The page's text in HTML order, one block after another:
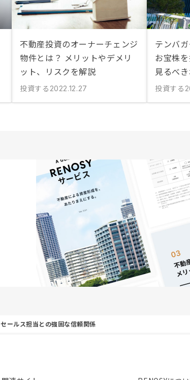
不動産投資のオーナーチェンジ
物件とは？ メリットやデメリ
ット、リスクを解説
投資する 2022.12.27
テンバ
お宝株
見るべ
投資する
セールス担当との強固な信頼関係